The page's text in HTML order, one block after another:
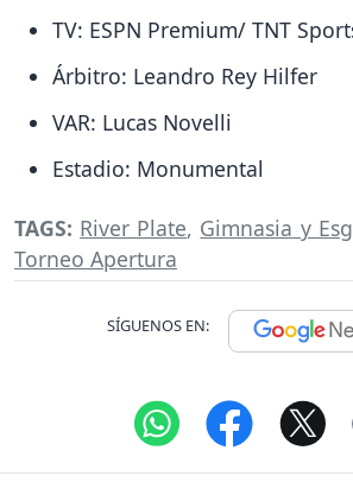
TV: ESPN Premium/ TNT
Árbitro: Leandro Rey Hilfer
VAR: Lucas Novelli
Estadio: Monumental
TAGS: River Plate, Gimnasia y
Torneo Apertura
SÍGUENOS EN: